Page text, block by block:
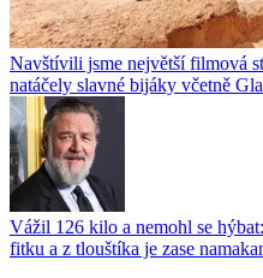
Navštívili jsme největší filmová
natáčely slavné bijáky včetně
Vážil 126 kilo a nemohl se
fitku a z tlouštíka je zase